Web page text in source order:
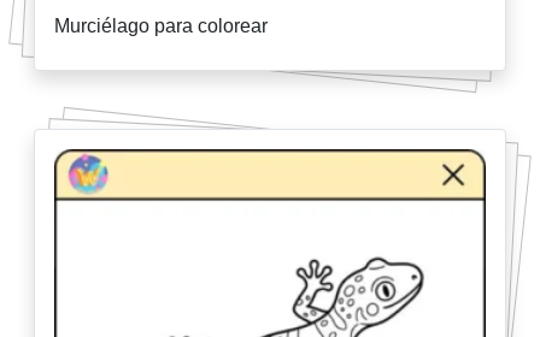
Murciélago para colorear